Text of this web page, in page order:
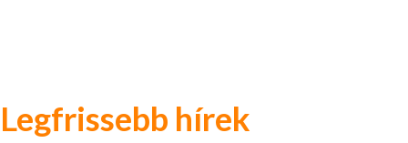
Legfrissebb hírek